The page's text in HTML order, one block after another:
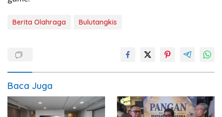
Berita Olahraga Bulutangkis
Baca Juga